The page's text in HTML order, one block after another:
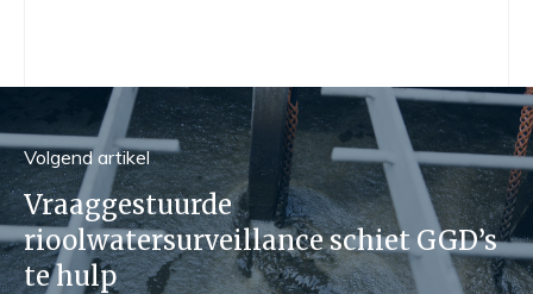
Volgend artikel
Vraaggestuurde
rioolwatersurveillance schiet GGD’s
te hulp